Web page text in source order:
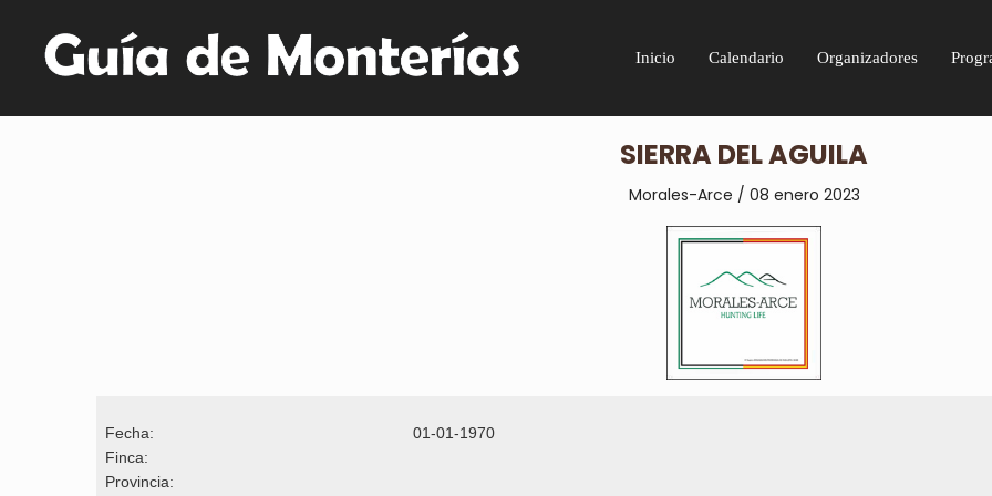
Inicio Calendario Organizadores
SIERRA DEL AGUILA
Morales-Arce / 08 enero 2023
Fecha:
01-01-1970
Finca:
Provincia: